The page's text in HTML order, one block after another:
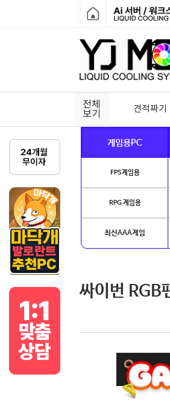
전체
보기
견적짜기
게임용PC
FPS게임용
RPG 게임용
최신AAA게임
싸이번 RGB